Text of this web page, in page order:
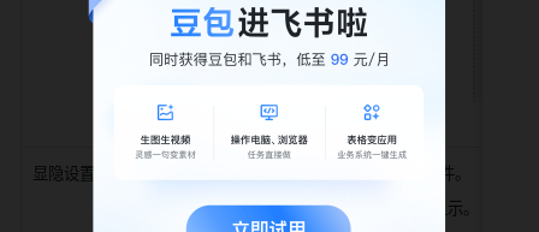
显隐设置
显隐设置，控制组件在应用中的显示条件。
始终显示：不添加显示条件，始终显示。